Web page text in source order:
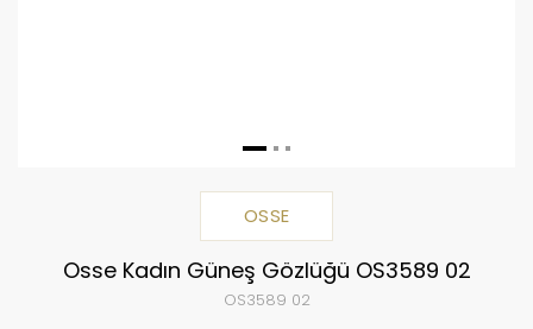
OSSE
Osse Kadın Güneş Gözlüğü OS3589 02
OS3589 02